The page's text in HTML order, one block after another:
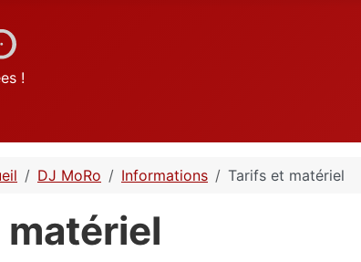
!
DJ MoRo Informations Tarifs et matériel